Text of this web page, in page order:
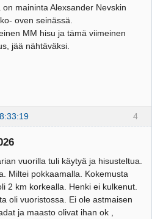
on maininta Alexsander Nevskin
oven seinässä.
MM hisu ja tämä viimeinen
jää nähtäväksi.
4
vuorilla tuli käytyä ja hisusteltua.
Miltei pokkaamalla. Kokemusta
2 km korkealla. Henki ei kulkenut.
oli vuoristossa. Ei ole astmaisen
ja maasto olivat ihan ok ,